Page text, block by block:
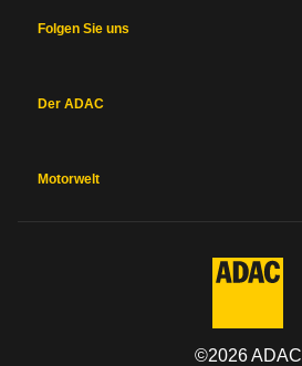
Folgen Sie uns
Der ADAC
Motorwelt
©2026ADAC